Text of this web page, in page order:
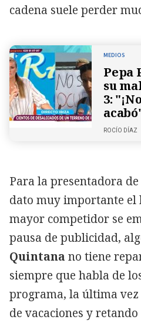
cadena suele perder
MEDIOS
Pepa
su
3:
ROCÍO DÍAZ
Para la presentadora de
dato muy importante el
mayor competidor se
pausa de publicidad,
Quintana no tiene
siempre que habla de
programa, la última vez
de vacaciones y retando